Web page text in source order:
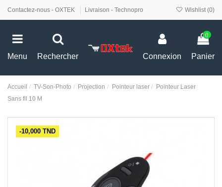
Contactez-nous - OXTEK Livraison - Technopro Wishlist (0)
Menu Rechercher Connexion
0
Panier
Accueil TV-Son-Photo Projection Pointeur laser
Pointeur Laser
Sans fil 10 M
-10,000 TND